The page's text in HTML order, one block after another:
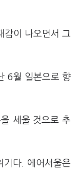
감이 나오면서 그
6월 일본으로 향
세울 것으로 추
기다. 에어서울은